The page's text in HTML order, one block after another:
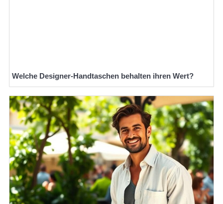
Welche Designer-Handtaschen behalten ihren Wert?